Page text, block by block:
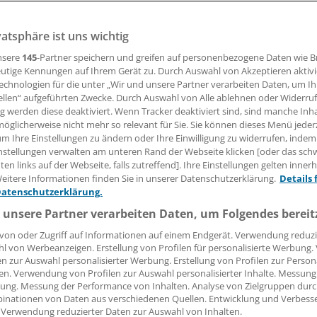
Leistungen bei Eingriffen nach Abschnitt 2
Die Unsicherheit ist seit einer missglückten
sich KBV und Kassen jetzt zu einer Klarstellung
Leserin, lieber Leser,
Beitrag können Sie lesen, sobald Sie sich eingeloggt
Jetzt anmelden »
Kostenlos
vergessen?
ist mit wenigen Klicks erledigt und kostenlos.
des kostenlosen Login:
Analysen, Hintergründe und Infografiken
Interviews und Praxis-Tipps
ist uns wichtig
145-Partner speichern und greifen auf personenbezogene Daten wie
Kennungen auf Ihrem Gerät zu. Durch Auswahl von Akzeptieren
für die unter „Wir und unsere Partner verarbeiten Daten, um
aufgeführten Zwecke. Durch Auswahl von Alle ablehnen oder
werden diese deaktiviert. Wenn Tracker deaktiviert sind, sind manche
nicht mehr so relevant für Sie. Sie können dieses Menü
Ihre Einstellungen zu ändern oder Ihre Einwilligung zu widerrufen, indem
verwalten am unteren Rand der Webseite klicken [oder das
links auf der Webseite, falls zutreffend]. Ihre Einstellungen gelten
Informationen finden Sie in unserer Datenschutzerklärung. Details
Partner verarbeiten Daten, um Folgendes
oder Zugriff auf Informationen auf einem Endgerät. Verwendung
von Werbeanzeigen. Erstellung von Profilen für personalisierte
zur Auswahl personalisierter Werbung. Erstellung von Profilen zur
Verwendung von Profilen zur Auswahl personalisierter Inhalte.
Messung der Performance von Inhalten. Analyse von Zielgruppen
von Daten aus verschiedenen Quellen. Entwicklung und
reduzierter Daten zur Auswahl von Inhalten.